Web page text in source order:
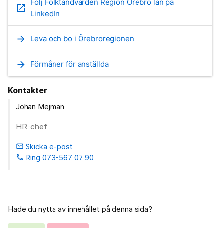
open_in_new
Följ Folktandvården Region Örebro län på
LinkedIn
arrow_forward Leva och bo i Örebroregionen
arrow_forward Förmåner för anställda
Kontakter
Johan Mejman
HR-chef
email Skicka e-post
phone Ring 073-567 07 90
Hade du nytta av innehållet på denna sida?